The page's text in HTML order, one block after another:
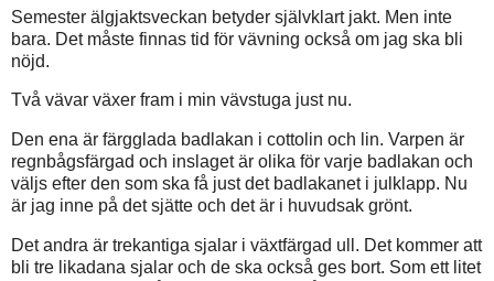
Semester älgjaktsveckan betyder självklart jakt. Men inte
bara. Det måste finnas tid för vävning också om jag ska bli
nöjd.
Två vävar växer fram i min vävstuga just nu.
Den ena är färgglada badlakan i cottolin och lin. Varpen är
regnbågsfärgad och inslaget är olika för varje badlakan och
väljs efter den som ska få just det badlakanet i julklapp. Nu
är jag inne på det sjätte och det är i huvudsak grönt.
Det andra är trekantiga sjalar i växtfärgad ull. Det kommer att
bli tre likadana sjalar och de ska också ges bort. Som ett litet